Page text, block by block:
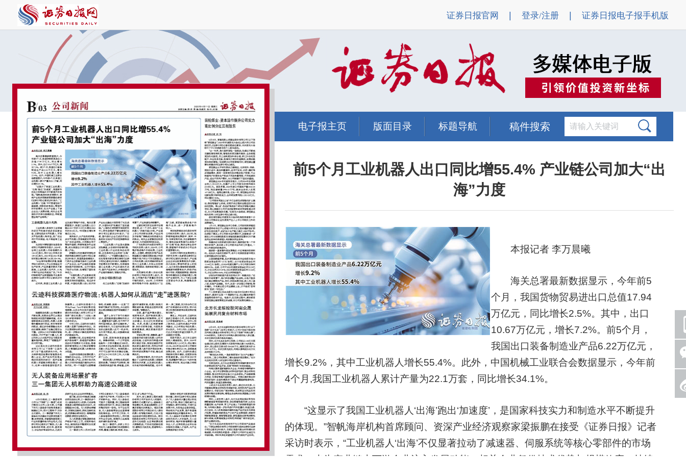
证券日报官网 登录/注册 证券日报电子报手机版
电子报主页 版面目录 标题导航 稿件搜索
前5个月工业机器人出口同比增55.4% 产业链公司加大“出
海”力度
本报记者 李万晨曦
海关总署最新数据显示，今年前5
个月，我国货物贸易进出口总值17.94
万亿元，同比增长2.5%。其中，出口
10.67万亿元，增长7.2%。前5个月，
我国出口装备制造业产品6.22万亿元，
增长9.2%，其中工业机器人增长55.4%。此外，中国机械工业联合会数据显示，今年前
4个月,我国工业机器人累计产量为22.1万套，同比增长34.1%。
“这显示了我国工业机器人‘出海’跑出‘加速度’，是国家科技实力和制造水平不断提升
的体现。”智帆海岸机构首席顾问、资深产业经济观察家梁振鹏在接受《证券日报》记者
采访时表示，“工业机器人‘出海’不仅显著拉动了减速器、伺服系统等核心零部件的市场